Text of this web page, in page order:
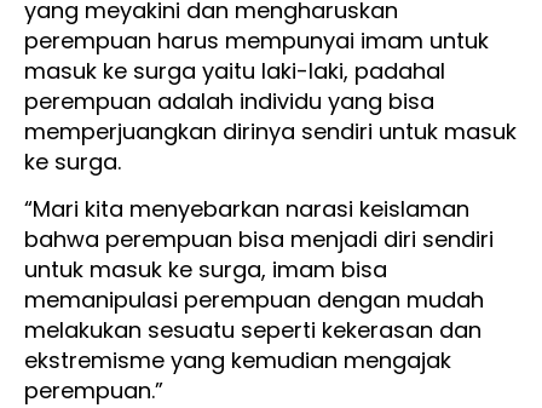
yang meyakini dan mengharuskan
perempuan harus mempunyai imam untuk
masuk ke surga yaitu laki-laki, padahal
perempuan adalah individu yang bisa
memperjuangkan dirinya sendiri untuk masuk
ke surga.
“Mari kita menyebarkan narasi keislaman
bahwa perempuan bisa menjadi diri sendiri
untuk masuk ke surga, imam bisa
memanipulasi perempuan dengan mudah
melakukan sesuatu seperti kekerasan dan
ekstremisme yang kemudian mengajak
perempuan.”